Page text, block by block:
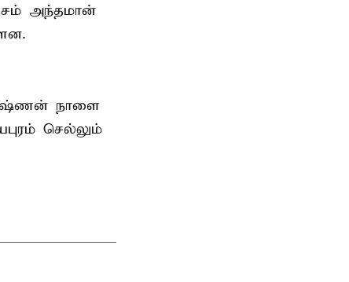
அந்தமான்
நாளை
செல்லும்